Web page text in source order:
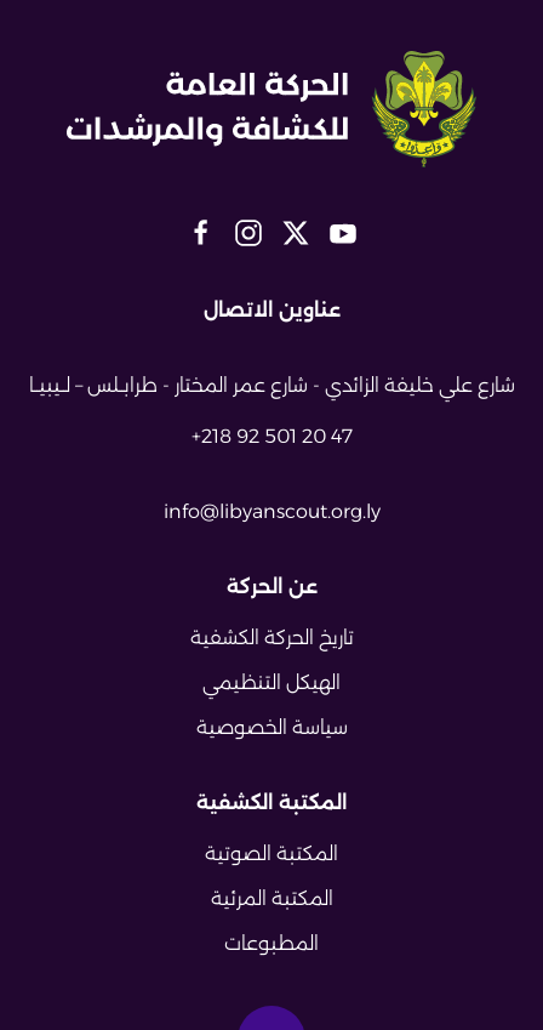
عناوين الاتصال
شارع علي خليفة الزائدي - شارع عمر المختار - طرابــلس – لــيبيــا
+218 92 501 20 47
info@libyanscout.org.ly
عن الحركة
تاريخ الحركة الكشفية
الهيكل التنظيمي
سياسة الخصوصية
المكتبة الكشفية
المكتبة الصوتية
المكتبة المرئية
المطبوعات